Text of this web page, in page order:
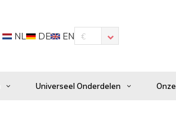
NL DE EN €
Universeel Onderdelen